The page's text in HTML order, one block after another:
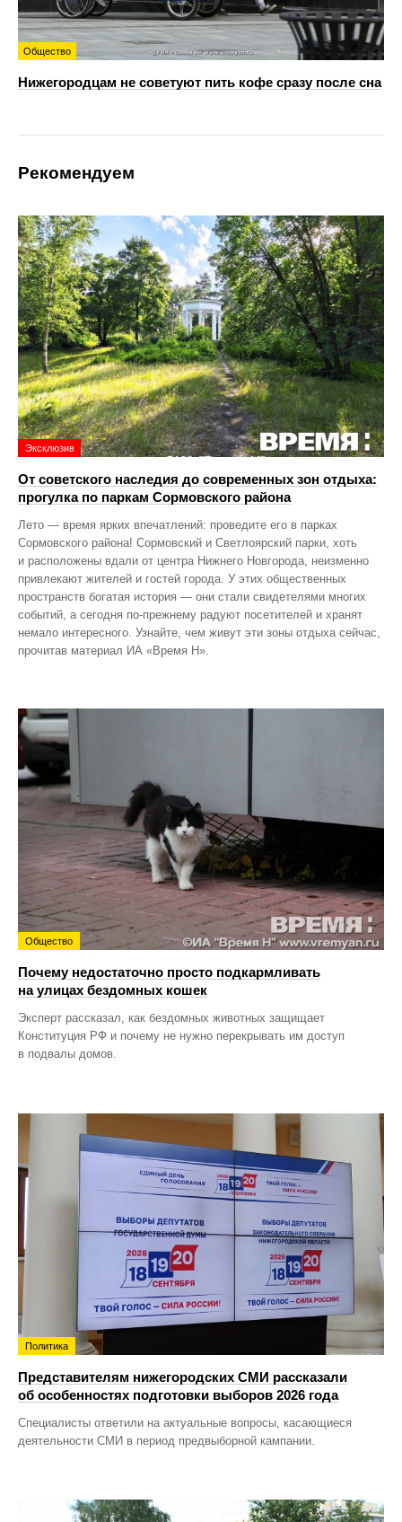
Общество
Нижегородцам не советуют пить кофе сразу после сна
Рекомендуем
Эксклюзив
От советского наследия до современных зон отдыха:
прогулка по паркам Сормовского района
Лето — время ярких впечатлений: проведите его в парках
Сормовского района! Сормовский и Светлоярский парки, хоть
и расположены вдали от центра Нижнего Новгорода, неизменно
привлекают жителей и гостей города. У этих общественных
пространств богатая история — они стали свидетелями многих
событий, а сегодня по‑прежнему радуют посетителей и хранят
немало интересного. Узнайте, чем живут эти зоны отдыха сейчас,
прочитав материал ИА «Время Н».
Общество
Почему недостаточно просто подкармливать
на улицах бездомных кошек
Эксперт рассказал, как бездомных животных защищает
Конституция РФ и почему не нужно перекрывать им доступ
в подвалы домов.
Политика
Представителям нижегородских СМИ рассказали
об особенностях подготовки выборов 2026 года
Специалисты ответили на актуальные вопросы, касающиеся
деятельности СМИ в период предвыборной кампании.